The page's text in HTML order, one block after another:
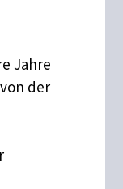
Jahre
der